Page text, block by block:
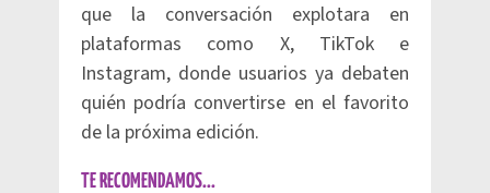
que la conversación explotara en
plataformas como X, TikTok e
Instagram, donde usuarios ya debaten
quién podría convertirse en el favorito
de la próxima edición.
TE RECOMENDAMOS...